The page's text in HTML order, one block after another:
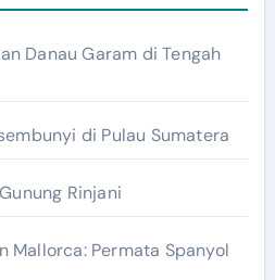
Danau Garam di Tengah
di Pulau Sumatera
Rinjani
Mallorca: Permata Spanyol